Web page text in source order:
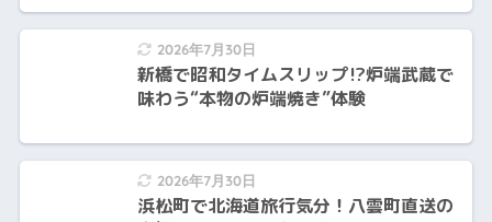
2026年7月30日
新橋で昭和タイムスリップ⁉️炉端武蔵で
味わう“本物の炉端焼き”体験
2026年7月30日
浜松町で北海道旅行気分！八雲町直送の